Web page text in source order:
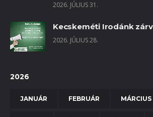
2026. JÚLIUS 31.
Kecskeméti Irodánk
2026. JÚLIUS 28.
2026
JANUÁR FEBRUÁR MÁRCIUS